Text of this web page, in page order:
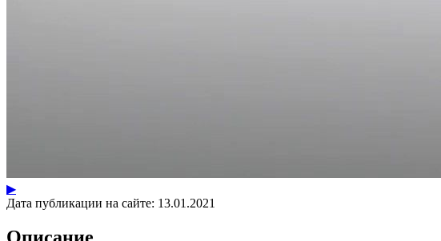
▶
Дата публикации на сайте: 13.01.2021
Описание